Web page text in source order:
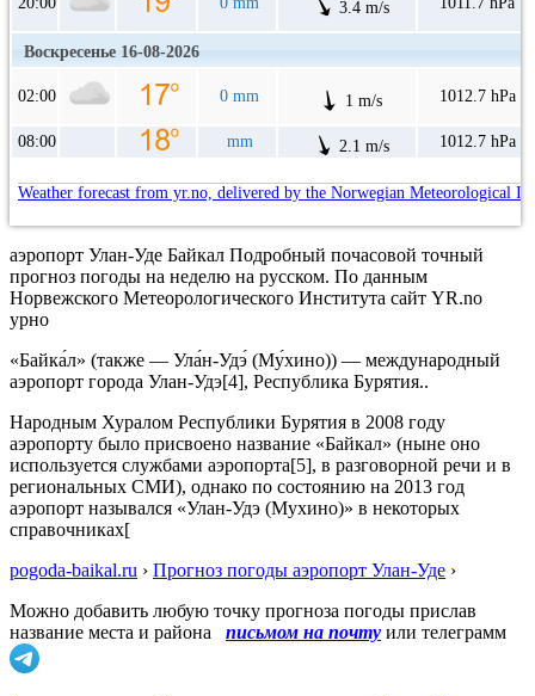
3.4 m/s
Воскресенье 16-08-2026
02:00 0 mm 1 m/s 1012.7 hPa
08:00 mm 2.1 m/s 1012.7 hPa
Weather forecast from yr.no, delivered by the Norwegian Meteorological
аэропорт Улан-Уде Байкал Подробный почасовой точный
прогноз погоды на неделю на русском. По данным
Норвежского Метеорологического Института сайт YR.no
урно
«Байка́л» (также — Ула́н-Удэ́ (Му́хино)) — международный
аэропорт города Улан-Удэ[4], Республика Бурятия..
Народным Хуралом Республики Бурятия в 2008 году
аэропорту было присвоено название «Байкал» (ныне оно
используется службами аэропорта[5], в разговорной речи и в
региональных СМИ), однако по состоянию на 2013 год
аэропорт назывался «Улан-Удэ (Мухино)» в некоторых
справочниках[
pogoda-baikal.ru › Прогноз погоды аэропорт Улан-Уде ›
Можно добавить любую точку прогноза погоды прислав
название места и района
письмом на почту или телеграмм